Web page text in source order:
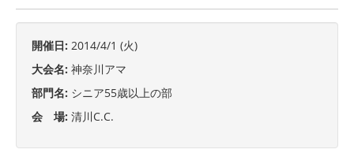
開催日: 2014/4/1 (火)
大会名: 神奈川アマ
部門名: シニア55歳以上の部
会 場: 清川C.C.